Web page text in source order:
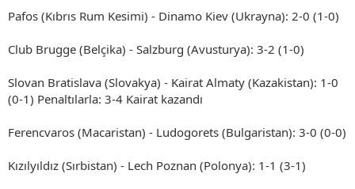
Pafos (Kıbrıs Rum Kesimi) - Dinamo Kiev (Ukrayna): 2-0 (1-0)
Club Brugge (Belçika) - Salzburg (Avusturya): 3-2 (1-0)
Slovan Bratislava (Slovakya) - Kairat Almaty (Kazakistan): 1-0
(0-1) Penaltılarla: 3-4 Kairat kazandı
Ferencvaros (Macaristan) - Ludogorets (Bulgaristan): 3-0 (0-0)
Kızılyıldız (Sırbistan) - Lech Poznan (Polonya): 1-1 (3-1)